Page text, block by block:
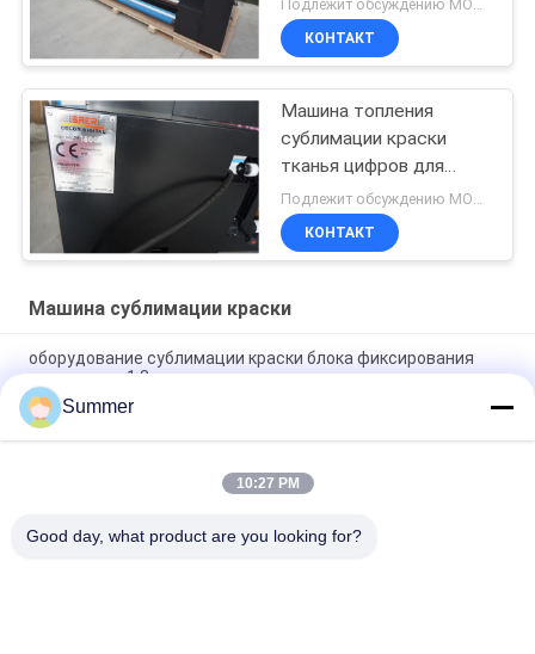
КОНТАКТ
Машина топления
сублимации краски
тканья цифров для
полиэфира
КОНТАКТ
Машина сублимации краски
оборудование сублимации краски блока фиксирования
полиэстера 1.8m
3 Эпсон 4720 голов красят оборудование сублимации с
чернилами водного/рассеивания
ширина сушильщика 1600мм сублимации ткани машины
Summer
10:27 PM
Good day, what product are you looking for?